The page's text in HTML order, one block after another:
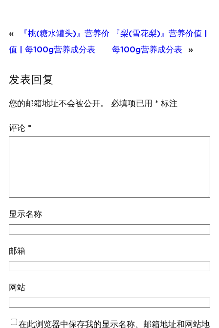
«
『桃(糖水罐头)』营养价
值 | 每100g营养成分表
『梨(雪花梨)』营养价值 |
每100g营养成分表
»
发表回复
您的邮箱地址不会被公开。 必填项已用 * 标注
评论 *
显示名称
邮箱
网站
在此浏览器中保存我的显示名称、邮箱地址和网站地